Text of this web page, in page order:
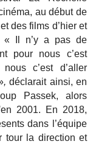
au début de
des films d’hier et
« Il n’y a pas de
pour nous c’est
c’est d’aller
,déclarait ainsi, en
Passek, alors
2001.
En 2018,
dans l’équipe
tour la direction et